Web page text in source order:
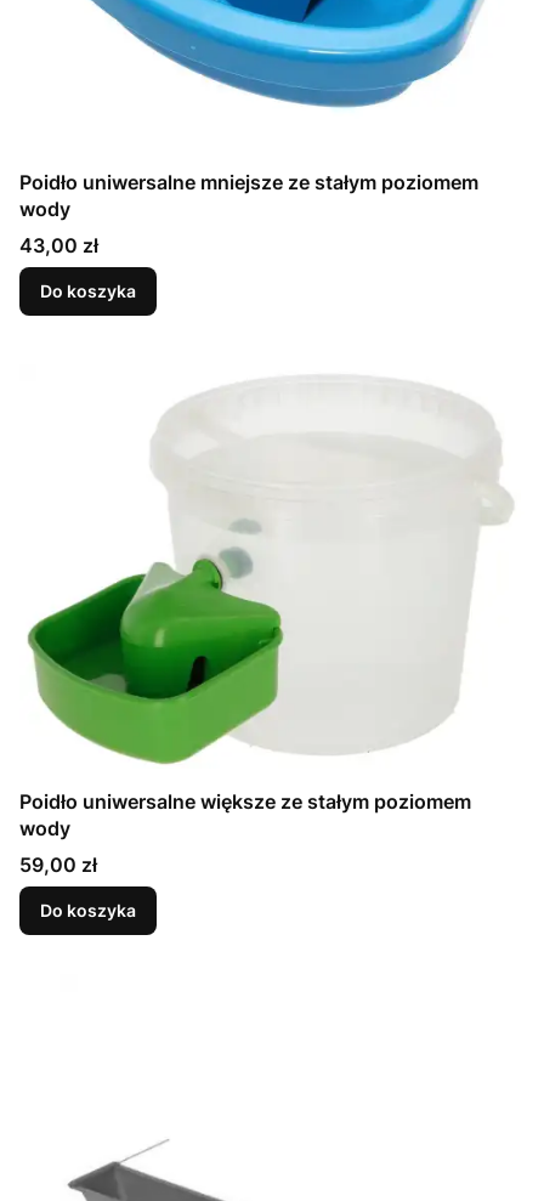
Poidło uniwersalne mniejsze ze stałym poziomem
wody
Cena
43,00 zł
Do koszyka
Poidło uniwersalne większe ze stałym poziomem
wody
Cena
59,00 zł
Do koszyka